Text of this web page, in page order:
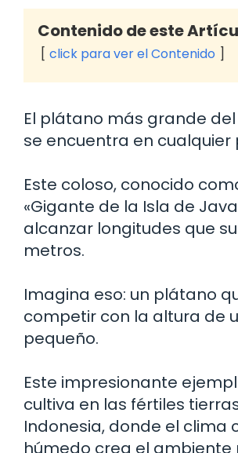
Contenido de este
click para ver el Contenido
El plátano más grande
se encuentra en cualquier
Este coloso, conocido
«Gigante de la Isla de
alcanzar longitudes que
metros.
Imagina eso: un plátano
competir con la altura de
pequeño.
Este impresionante
cultiva en las fértiles
Indonesia, donde el clima
húmedo crea el ambiente